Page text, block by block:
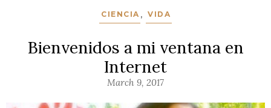
CIENCIA , VIDA
Bienvenidos a mi ventana en
Internet
March 9, 2017